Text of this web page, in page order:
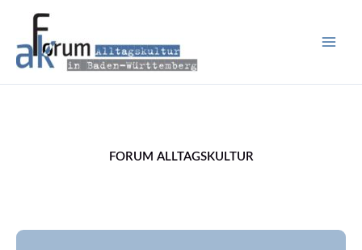
springen
FORUM ALLTAGSKULTUR